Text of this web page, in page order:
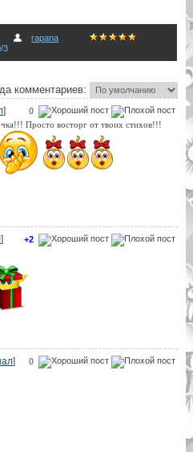
rapana
/3
комментариев:
0
]
Просто восторг от твоих стихов!!!
+2
]
0
]